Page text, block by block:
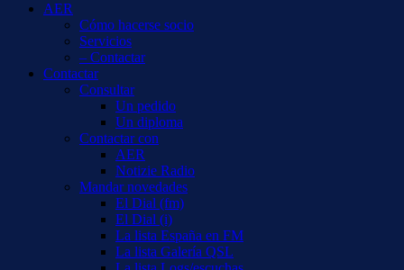
AER
Cómo hacerse socio
Servicios
– Contactar
Contactar
Consultar
Un pedido
Un diploma
Contactar con
AER
Notizie Radio
Mandar novedades
El Dial (fm)
El Dial (i)
La lista España en FM
La lista Galería QSL